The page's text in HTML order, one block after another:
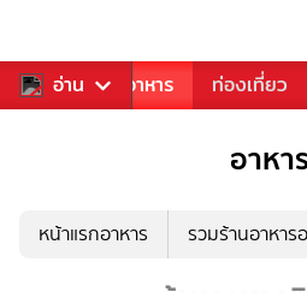
อ่าน
การเพลง อาหาร ท่องเที่ยว
อาหา
หน้าแรกอาหาร รวมร้านอาหาร